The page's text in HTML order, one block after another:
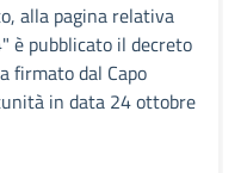
alla pagina relativa
è pubblicato il decreto
firmato dal Capo
in data 24 ottobre